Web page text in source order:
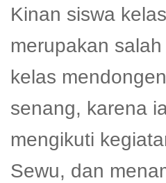
Kinan siswa
merupakan
kelas
senang, karena
mengikuti
Sewu, dan